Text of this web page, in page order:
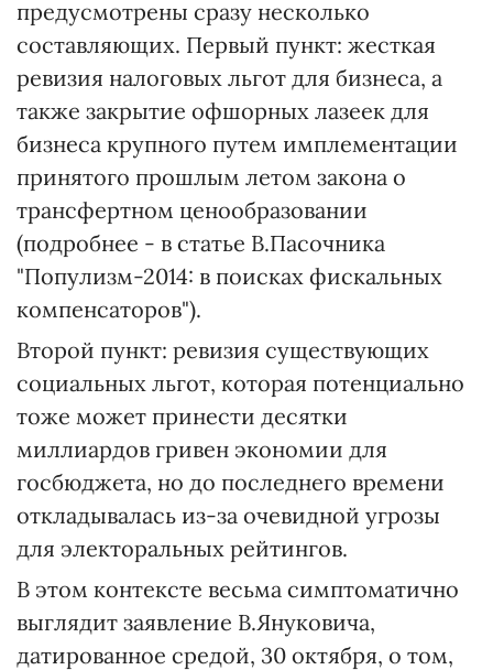
предусмотрены сразу несколько
составляющих. Первый пункт: жесткая
ревизия налоговых льгот для бизнеса, а
также закрытие офшорных лазеек для
бизнеса крупного путем имплементации
принятого прошлым летом закона о
трансфертном ценообразовании
(подробнее - в статье В.Пасочника
"Популизм-2014: в поисках фискальных
компенсаторов").
Второй пункт: ревизия существующих
социальных льгот, которая потенциально
тоже может принести десятки
миллиардов гривен экономии для
госбюджета, но до последнего времени
откладывалась из-за очевидной угрозы
для электоральных рейтингов.
В этом контексте весьма симптоматично
выглядит заявление В.Януковича,
датированное средой, 30 октября, о том,